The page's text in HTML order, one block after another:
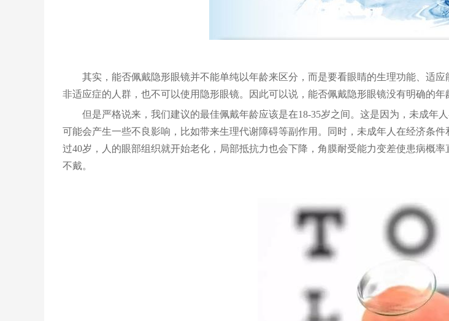
其实，能否佩戴隐形眼镜并不能单纯以年龄来区分，而是要看眼睛的生理功能、适
非适应症的人群，也不可以使用隐形眼镜。因此可以说，能否佩戴隐形眼镜没有明确的年
但是严格说来，我们建议的最佳佩戴年龄应该是在18-35岁之间。这是因为，未成年
可能会产生一些不良影响，比如带来生理代谢障碍等副作用。同时，未成年人在经济条
过40岁，人的眼部组织就开始老化，局部抵抗力也会下降，角膜耐受能力变差使患病概
不戴。